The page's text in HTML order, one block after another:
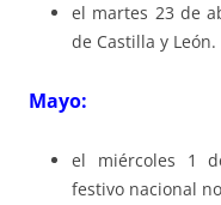
el martes 23 de
de Castilla y León.
Mayo:
el miércoles 1
festivo nacional